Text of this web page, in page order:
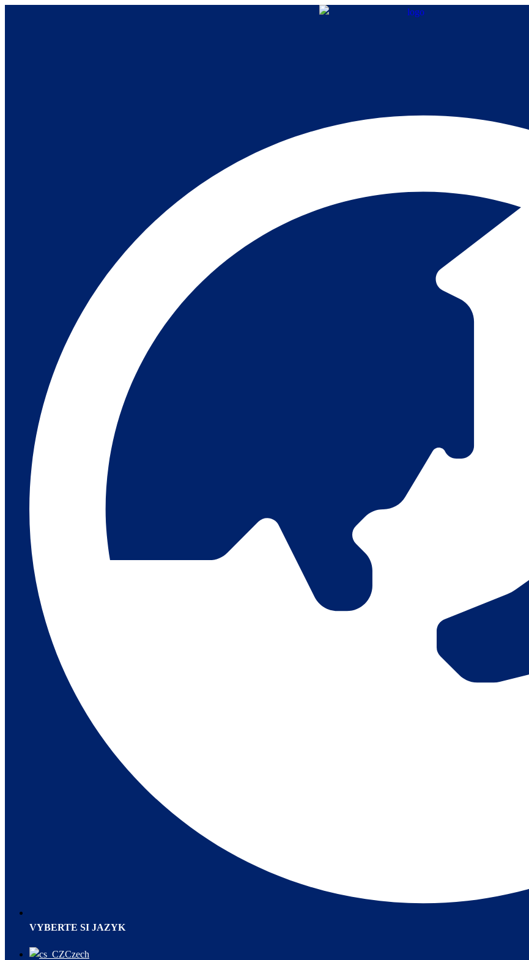
VYBERTE SI JAZYK
Czech